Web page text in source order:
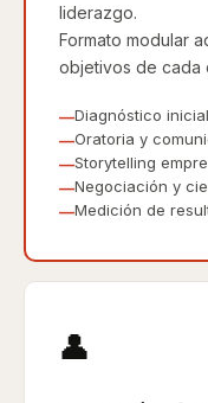
liderazgo.
Formato modular
objetivos de cada
Diagnóstico
Oratoria y
Storytelling
Negociación y
Medición de
👤